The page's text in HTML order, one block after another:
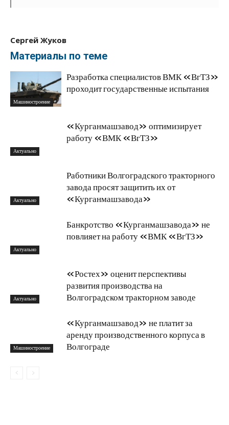
Сергей Жуков
Материалы по теме
Машиностроение
Разработка специалистов ВМК «ВгТЗ»
проходит государственные испытания
Актуально
«Курганмашзавод» оптимизирует
работу «ВМК «ВгТЗ»
Актуально
Работники Волгоградского тракторного
завода просят защитить их от
«Курганмашзавода»
Актуально
Банкротство «Курганмашзавода» не
повлияет на работу «ВМК «ВгТЗ»
Актуально
«Ростех» оценит перспективы
развития производства на
Волгоградском тракторном заводе
Машиностроение
«Курганмашзавод» не платит за
аренду производственного корпуса в
Волгограде